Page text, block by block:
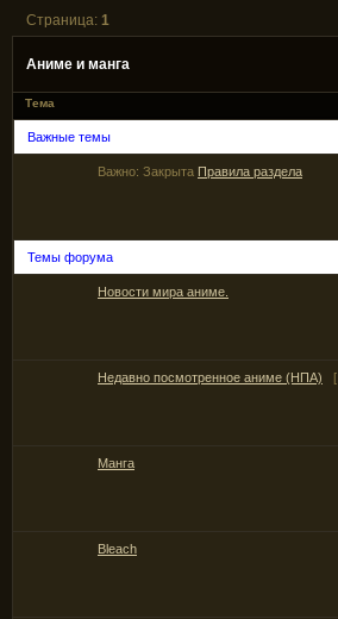
Аниме и манга
Страница:1
Тема
Важные темы
Важно: Закрыта Правила раздела
Темы форума
Новости мира аниме.
Недавно посмотренное аниме (НПА) [
Манга
Bleach